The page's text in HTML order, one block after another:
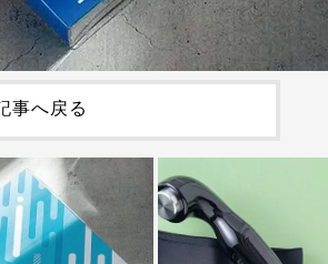
事へ戻る